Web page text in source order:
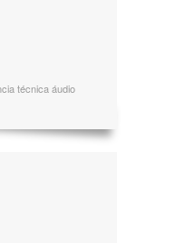
técnica áudio